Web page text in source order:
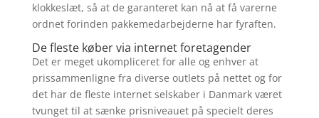
klokkeslæt, så at de garanteret kan nå at få varerne
ordnet forinden pakkemedarbejderne har fyraften.
De fleste køber via internet foretagender
Det er meget ukompliceret for alle og enhver at
prissammenligne fra diverse outlets på nettet og for
det har de fleste internet selskaber i Danmark været
tvunget til at sænke prisniveauet på specielt deres